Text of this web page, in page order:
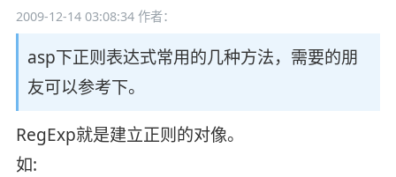
2009-12-14 03:08:34作者：
asp下正则表达式常用的几种方法，需要的朋
友可以参考下。
RegExp就是建立正则的对像。
如: